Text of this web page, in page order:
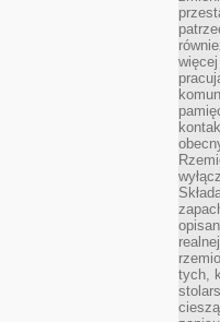
tych,